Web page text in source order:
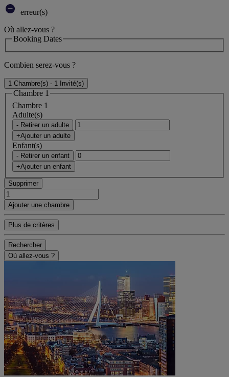
erreur(s)
Où allez-vous ?
Booking Dates
Combien serez-vous ?
1 Chambre(s) - 1 Invité(s)
Chambre 1
Chambre 1
Adulte(s)
- Retirer un adulte
+Ajouter un adulte
Enfant(s)
- Retirer un enfant
+Ajouter un enfant
Supprimer
Ajouter une chambre
Plus de critères
Rechercher
Où allez-vous ?